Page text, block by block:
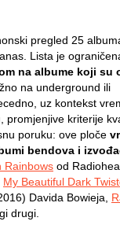
pregled 25
Lista je
na albume koji su
na underground ili
uz kontekst
promjenjive kriterije
poruku: ove ploče
bendova i
Rainbows od
My Beautiful Dark
Davida Bowieja,
drugi.